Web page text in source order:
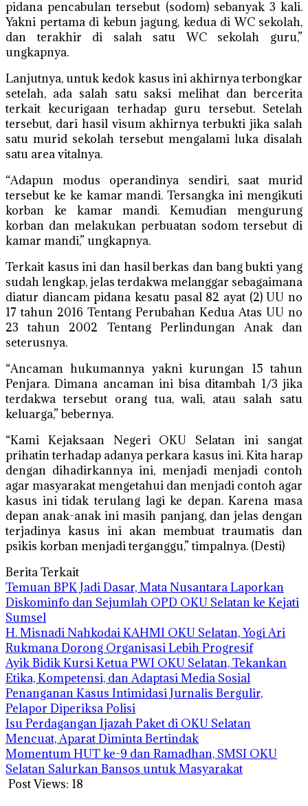
pidana pencabulan tersebut (sodom) sebanyak 3 kali.
Yakni pertama di kebun jagung, kedua di WC sekolah,
dan terakhir di salah satu WC sekolah guru,”
ungkapnya.
Lanjutnya, untuk kedok kasus ini akhirnya terbongkar
setelah, ada salah satu saksi melihat dan bercerita
terkait kecurigaan terhadap guru tersebut. Setelah
tersebut, dari hasil visum akhirnya terbukti jika salah
satu murid sekolah tersebut mengalami luka disalah
satu area vitalnya.
“Adapun modus operandinya sendiri, saat murid
tersebut ke ke kamar mandi. Tersangka ini mengikuti
korban ke kamar mandi. Kemudian mengurung
korban dan melakukan perbuatan sodom tersebut di
kamar mandi,” ungkapnya.
Terkait kasus ini dan hasil berkas dan bang bukti yang
sudah lengkap, jelas terdakwa melanggar sebagaimana
diatur diancam pidana kesatu pasal 82 ayat (2) UU no
17 tahun 2016 Tentang Perubahan Kedua Atas UU no
23 tahun 2002 Tentang Perlindungan Anak dan
seterusnya.
“Ancaman hukumannya yakni kurungan 15 tahun
Penjara. Dimana ancaman ini bisa ditambah 1/3 jika
terdakwa tersebut orang tua, wali, atau salah satu
keluarga,” bebernya.
“Kami Kejaksaan Negeri OKU Selatan ini sangat
prihatin terhadap adanya perkara kasus ini. Kita harap
dengan dihadirkannya ini, menjadi menjadi contoh
agar masyarakat mengetahui dan menjadi contoh agar
kasus ini tidak terulang lagi ke depan. Karena masa
depan anak-anak ini masih panjang, dan jelas dengan
terjadinya kasus ini akan membuat traumatis dan
psikis korban menjadi terganggu,” timpalnya. (Desti)
Berita Terkait
Temuan BPK Jadi Dasar, Mata Nusantara Laporkan
Diskominfo dan Sejumlah OPD OKU Selatan ke Kejati
Sumsel
H. Misnadi Nahkodai KAHMI OKU Selatan, Yogi Ari
Rukmana Dorong Organisasi Lebih Progresif
Ayik Bidik Kursi Ketua PWI OKU Selatan, Tekankan
Etika, Kompetensi, dan Adaptasi Media Sosial
Penanganan Kasus Intimidasi Jurnalis Bergulir,
Pelapor Diperiksa Polisi
Isu Perdagangan Ijazah Paket di OKU Selatan
Mencuat, Aparat Diminta Bertindak
Momentum HUT ke-9 dan Ramadhan, SMSI OKU
Selatan Salurkan Bansos untuk Masyarakat
Post Views: 18